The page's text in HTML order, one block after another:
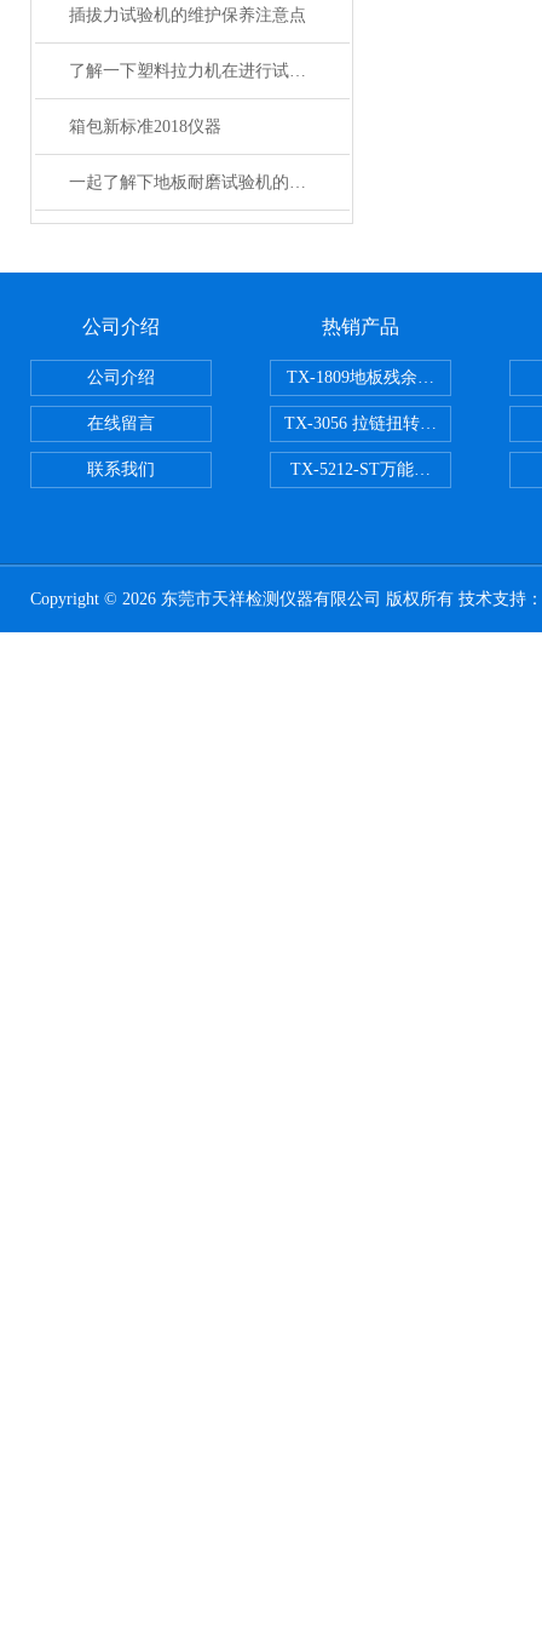
插拔力试验机的维护保养注意点
了解一下塑料拉力机在进行试验时需要注意的事项
箱包新标准2018仪器
一起了解下地板耐磨试验机的操作步骤
公司介绍
公司介绍
在线留言
联系我们
热销产品
TX-1809地板残余凹陷试验机
TX-3056 拉链扭转试验机
TX-5212-ST万能磨耗试验机（
Copyright © 2026 东莞市天祥检测仪器有限公司 版权所有 技术支持：